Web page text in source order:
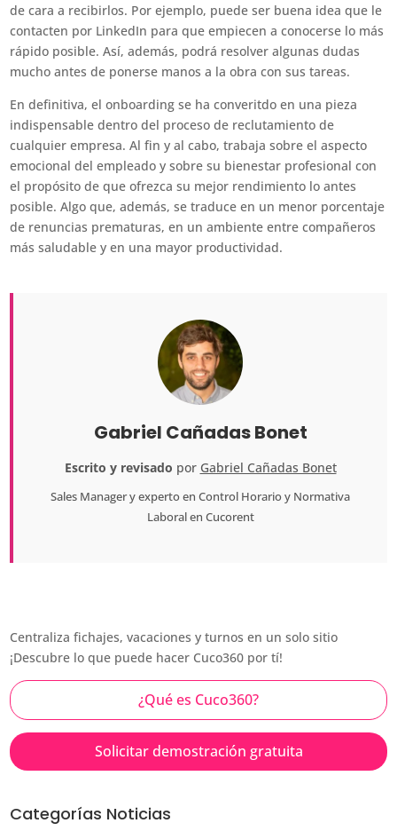
de cara a recibirlos. Por ejemplo, puede ser buena idea que le
contacten por LinkedIn para que empiecen a conocerse lo más
rápido posible. Así, además, podrá resolver algunas dudas
mucho antes de ponerse manos a la obra con sus tareas.
En definitiva, el onboarding se ha converitdo en una pieza
indispensable dentro del proceso de reclutamiento de
cualquier empresa. Al fin y al cabo, trabaja sobre el aspecto
emocional del empleado y sobre su bienestar profesional con
el propósito de que ofrezca su mejor rendimiento lo antes
posible. Algo que, además, se traduce en un menor porcentaje
de renuncias prematuras, en un ambiente entre compañeros
más saludable y en una mayor productividad.
Gabriel Cañadas Bonet
Escrito y revisado por Gabriel Cañadas Bonet
Sales Managery experto en Control Horario y Normativa
Laboral en Cucorent
Centraliza fichajes, vacaciones y turnos en un solo sitio
¡Descubre lo que puede hacer Cuco360 por tí!
¿Qué es Cuco360?
Solicitar demostración gratuita
Categorías Noticias